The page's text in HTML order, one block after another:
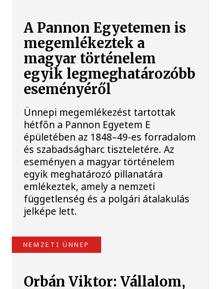
A Pannon Egyetemen is
megemlékeztek a
magyar történelem
egyik legmeghatározóbb
eseményéről
Ünnepi megemlékezést tartottak
hétfőn a Pannon Egyetem E
épületében az 1848–49-es forradalom
és szabadságharc tiszteletére. Az
eseményen a magyar történelem
egyik meghatározó pillanatára
emlékeztek, amely a nemzeti
függetlenség és a polgári átalakulás
jelképe lett.
NEMZETI ÜNNEP
Orbán Viktor: Vállalom,